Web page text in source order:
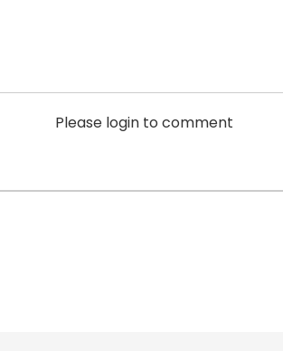
Please login to comment